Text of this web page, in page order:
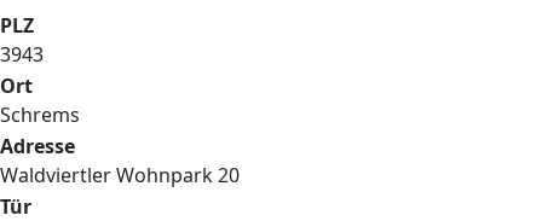
PLZ
3943
Ort
Schrems
Adresse
Waldviertler Wohnpark20
Tür